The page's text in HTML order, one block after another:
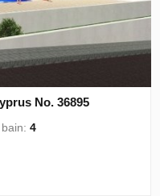
No. 36895
bain:4